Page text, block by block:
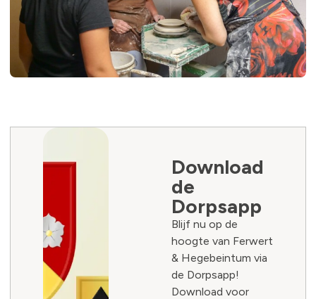
Download
de
Dorpsapp
Blijf nu op de
hoogte van Ferwert
& Hegebeintum via
de Dorpsapp!
Download voor